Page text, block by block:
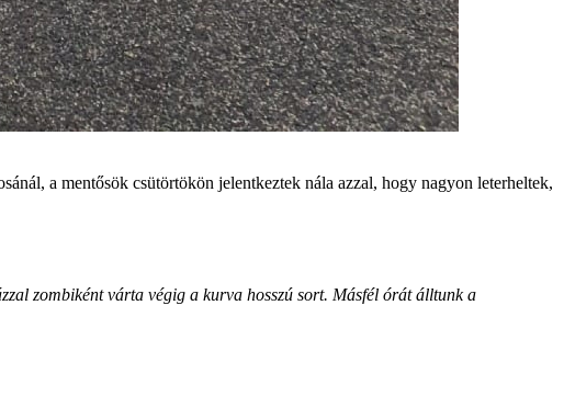
a mentősök csütörtökön jelentkeztek nála azzal, hogy nagyon leterheltek,
zombiként várta végig a kurva hosszú sort. Másfél órát álltunk a